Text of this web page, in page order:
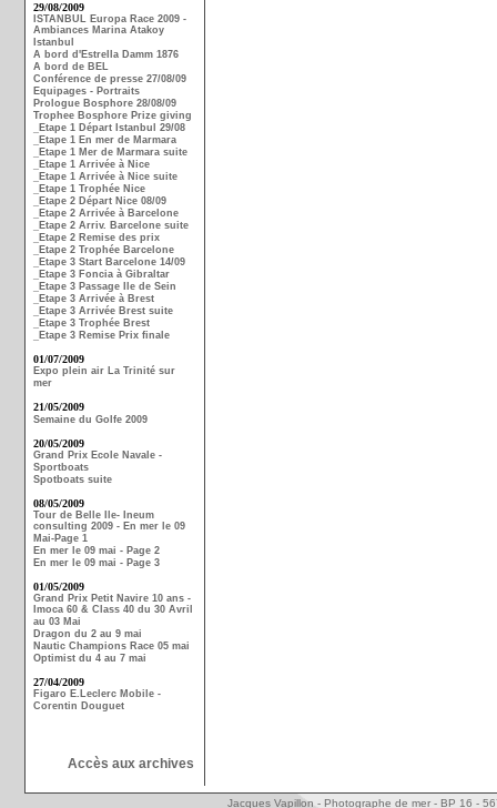
29/08/2009
ISTANBUL Europa Race 2009 -
Ambiances Marina Atakoy
Istanbul
A bord d'Estrella Damm 1876
A bord de BEL
Conférence de presse 27/08/09
Equipages - Portraits
Prologue Bosphore 28/08/09
Trophee Bosphore Prize giving
_Etape 1 Départ Istanbul 29/08
_Etape 1 En mer de Marmara
_Etape 1 Mer de Marmara suite
_Etape 1 Arrivée à Nice
_Etape 1 Arrivée à Nice suite
_Etape 1 Trophée Nice
_Etape 2 Départ Nice 08/09
_Etape 2 Arrivée à Barcelone
_Etape 2 Arriv. Barcelone suite
_Etape 2 Remise des prix
_Etape 2 Trophée Barcelone
_Etape 3 Start Barcelone 14/09
_Etape 3 Foncia à Gibraltar
_Etape 3 Passage Ile de Sein
_Etape 3 Arrivée à Brest
_Etape 3 Arrivée Brest suite
_Etape 3 Trophée Brest
_Etape 3 Remise Prix finale
01/07/2009
Expo plein air La Trinité sur
mer
21/05/2009
Semaine du Golfe 2009
20/05/2009
Grand Prix Ecole Navale -
Sportboats
Spotboats suite
08/05/2009
Tour de Belle Ile- Ineum
consulting 2009 - En mer le 09
Mai-Page 1
En mer le 09 mai - Page 2
En mer le 09 mai - Page 3
01/05/2009
Grand Prix Petit Navire 10 ans -
Imoca 60 & Class 40 du 30 Avril
au 03 Mai
Dragon du 2 au 9 mai
Nautic Champions Race 05 mai
Optimist du 4 au 7 mai
27/04/2009
Figaro E.Leclerc Mobile -
Corentin Douguet
Accès aux archives
Jacques Vapillon - Photographe de mer - BP 16 -